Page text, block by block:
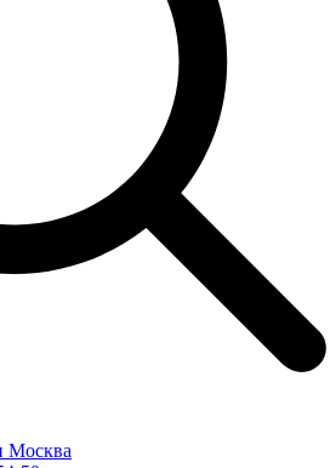
Москва